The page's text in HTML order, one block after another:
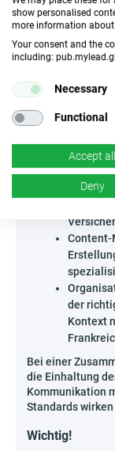
frischen Wind in
Wer kann
Das Affiliate-
auf dem
die Wahl des
Besonders
Q&As
Content-
der
Kontext
Bei einer
die Einhaltung
Kommunikation
Standards
Wichtig!
show personalised
more information about
Your consent and the
including:
Necessary
Functional
Accept all
Deny